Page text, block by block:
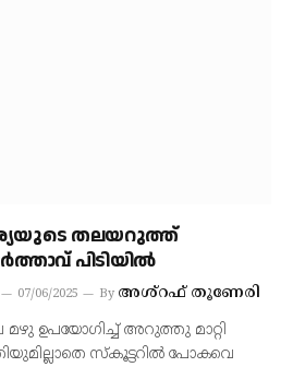
തലയറുത്ത്
പിടിയില്‍
07/06/2025 By അശ്റഫ് തൂണേരി
ഉപയോഗിച്ച് അറുത്തു മാറ്റി
സ്‌കൂട്ടറില്‍ പോകവെ